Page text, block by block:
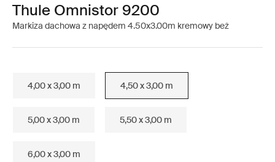
Thule Omnistor 9200
Markiza dachowa z napędem 4.50x3.00m kremowy beż
4,00 x 3,00 m 4,50 x 3,00 m
5,00 x 3,00 m 5,50 x 3,00 m
6,00 x 3,00 m